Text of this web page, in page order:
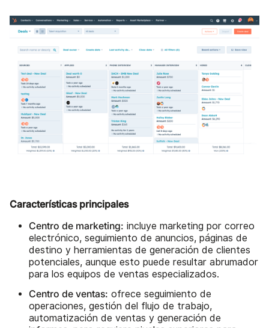
Características principales
Centro de marketing: incluye marketing por correo
electrónico, seguimiento de anuncios, páginas de
destino y herramientas de generación de clientes
potenciales, aunque esto puede resultar abrumador
para los equipos de ventas especializados.
Centro de ventas: ofrece seguimiento de
operaciones, gestión del flujo de trabajo,
automatización de ventas y generación de